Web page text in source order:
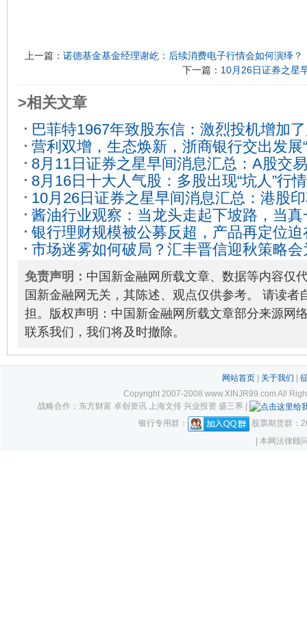
上一篇： 诺德基金基金经理谢屹：后续消费电子行情会如何演绎？
下一篇： 10月26日证券之星
>相关文章
巴菲特1967年致股东信：激烈投机增加
营利双增，生态焕新，浙商银行交出发展
06
8月11日证券之星早间消息汇总：A股交
2023-08-25
8月16日十大人气股：多股出现“坑人”行情
10月26日证券之星早间消息汇总：港股
27
酱油行业观察：当龙头走起下坡路，当
2023-10-07
银行理财规模被公募反超，产品再定位迫
市场迷雾如何破局？汇丰晋信迎秋策略
2023-09-27
免责声明： 中国新金融网所载文章、数据等内容仅
国新金融网无关，其陈述、观点仅供参考。 请读者
担。版权声明：中国新金融网所载文章部分来源网
联系我们，我们将及时撤除。
网站首页| 关于我们
Copyright 2007-2008 www.XINJR99.com All
战略合作：东方财富 卓创资讯 上海文传 兴业投资 盛三界 |
银行专用群：
股票期货群：
| 本网法律顾